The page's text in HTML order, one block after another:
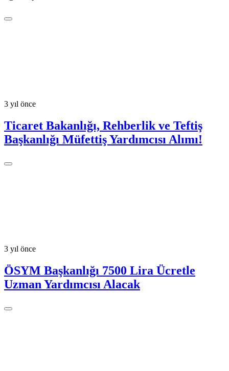
3 yıl önce
Ticaret Bakanlığı, Rehberlik ve Teftiş
Başkanlığı Müfettiş Yardımcısı Alımı!
3 yıl önce
ÖSYM Başkanlığı 7500 Lira Ücretle
Uzman Yardımcısı Alacak